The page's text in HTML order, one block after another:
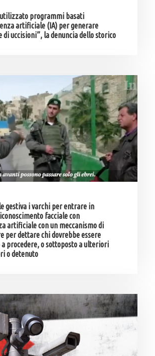
programmi basati
artificiale (IA) per generare
uccisioni”, la denuncia dello storico
gestiva i varchi per entrare in
facciale con
artificiale con un meccanismo di
per dettare chi dovrebbe essere
procedere, o sottoposto a ulteriori
o detenuto